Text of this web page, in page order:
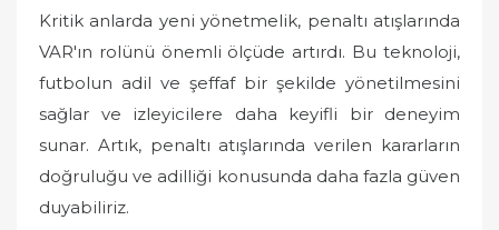
Kritik anlarda yeni yönetmelik, penaltı atışlarında
VAR'ın rolünü önemli ölçüde artırdı. Bu teknoloji,
futbolun adil ve şeffaf bir şekilde yönetilmesini
sağlar ve izleyicilere daha keyifli bir deneyim
sunar. Artık, penaltı atışlarında verilen kararların
doğruluğu ve adilliği konusunda daha fazla güven
duyabiliriz.